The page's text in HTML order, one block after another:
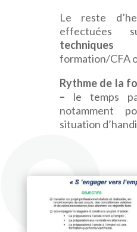
Le reste
effectuées
techniques
formation/CFA
Rythme de la
– le temps
notamment
situation